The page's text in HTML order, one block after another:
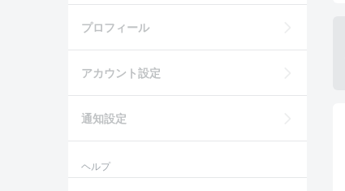
プロフィール
アカウント設定
通知設定
ヘルプ